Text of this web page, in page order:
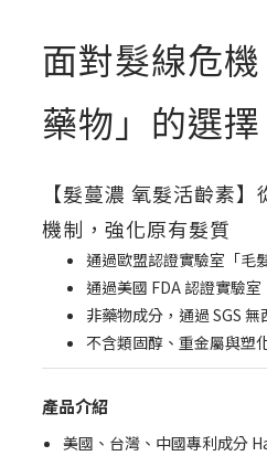
面對髮線危
藥物」的選擇
【髮蔓濃 氧髮活齡素
機制，強化原有髮質
通過歐盟認證實驗室「毛
通過美國 FDA 認證實驗
非藥物成分，通過 SGS 無
不含類固醇、重金屬與塑
產品介紹
美國、台灣、中國專利成分